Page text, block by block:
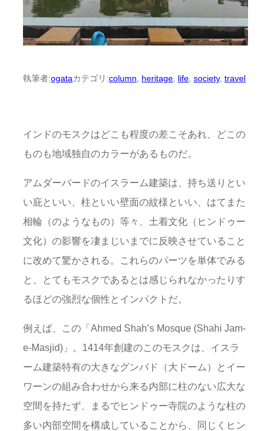
執筆者:ogataカテゴリ:column heritage life society, travel
インドのモスクはどこも程度の差こそあれ、どこの
ものも地域独自のカラーがあるものだ。
アムダーバードのイスラーム建築は、持ち送りとい
い庇といい、柱といい壁面の紋様といい、はてまた
相輪（のようなもの）等々、土着文化（ヒンドゥー
文化）の影響を凄まじいまでに反映させていること
に改めて驚かされる。これらのパーツを単体でみる
と、とてもモスクであるとは感じられなかったりす
るほどの強烈な個性とインパクトだ。
例えば、この「Ahmed Shah’s Mosque (Shahi Jam-
e-Masjid)」。1414年創建のこのモスクは、イスラ
ーム建築特有の大きなグンバド（大ドーム）とイー
ワーンの組み合わせから来る内部に柱のない広大な
空間を持たず、まるでヒンドゥー寺院のような柱の
多い内部空間を構成していることから、同じくヒン